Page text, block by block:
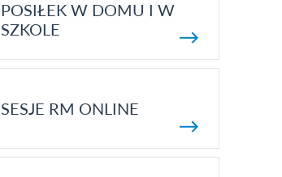
POSIŁEK W DOMU I W
SZKOLE
SESJE RM ONLINE